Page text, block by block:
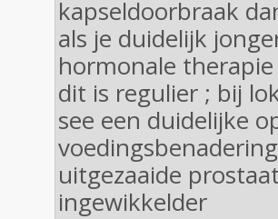
kapseldoorbraak
als je duidelijk
hormonale
dit is regulier ; bij
see een duidelijke
uitgezaaide
ingewikkelder